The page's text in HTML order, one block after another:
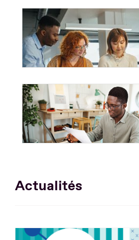
En savoir plus
Fichier
En savoir plus
Fichier
Actualités